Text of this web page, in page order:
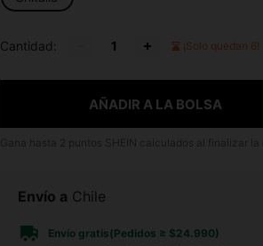
Cantidad: ¡Solo quedan 6!
AÑADIR A LA BOLSA
2
Envío a Chile
Envío gratis(Pedidos ≥ $24.990)